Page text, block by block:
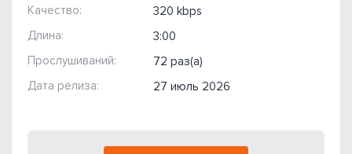
Качество:
320 kbps
Длина:
3:00
Прослушиваний:
72 раз(а)
Дата релиза:
27 июль 2026